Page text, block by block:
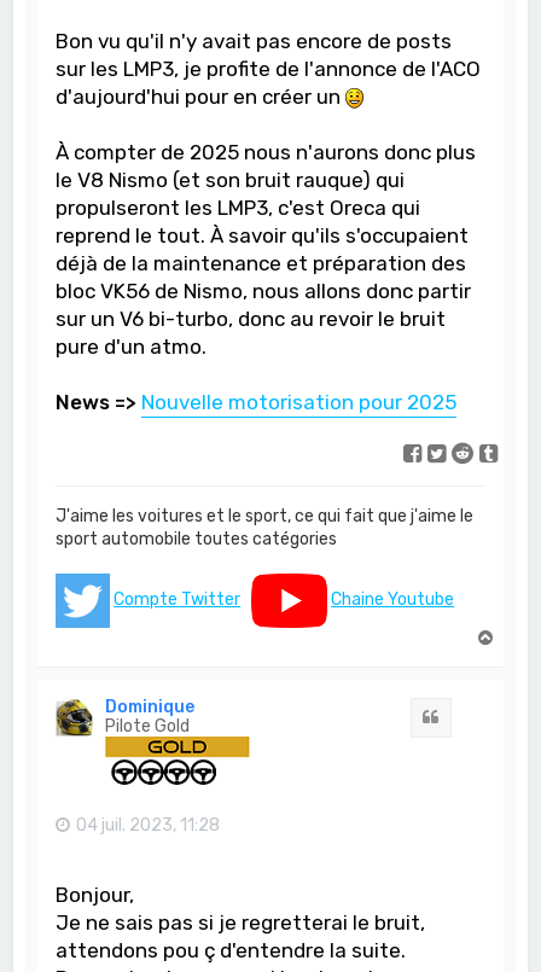
Bon vu qu'il n'y avait pas encore de posts
sur les LMP3, je profite de l'annonce de l'ACO
d'aujourd'hui pour en créer un
À compter de 2025 nous n'aurons donc plus
le V8 Nismo (et son bruit rauque) qui
propulseront les LMP3, c'est Oreca qui
reprend le tout. À savoir qu'ils s'occupaient
déjà de la maintenance et préparation des
bloc VK56 de Nismo, nous allons donc partir
sur un V6 bi-turbo, donc au revoir le bruit
pure d'un atmo.
News => Nouvelle motorisation pour 2025
J'aime les voitures et le sport, ce qui fait que j'aime le
sport automobile toutes catégories
Compte Twitter
Chaine Youtube
Dominique
Pilote Gold
04 juil. 2023, 11:28
Bonjour,
Je ne sais pas si je regretterai le bruit,
attendons pou ç d'entendre la suite.